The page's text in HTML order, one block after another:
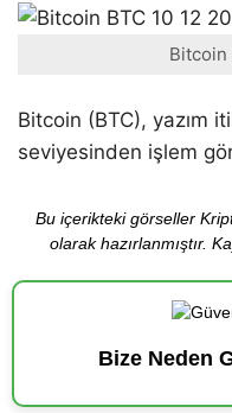
Bitcoin
Bitcoin (BTC), yazım
seviyesinden işlem
Bu içerikteki görseller
olarak hazırlanmıştır.
Bize Neden